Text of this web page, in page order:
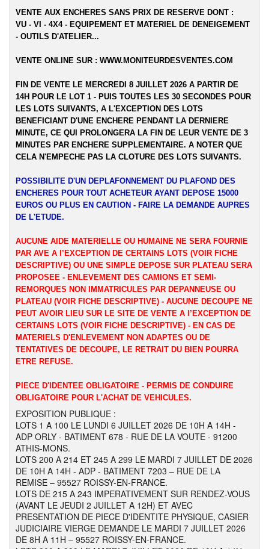
VENTE AUX ENCHERES SANS PRIX DE RESERVE DONT :
VU - VI - 4X4 - EQUIPEMENT ET MATERIEL DE DENEIGEMENT
- OUTILS D'ATELIER...
VENTE ONLINE SUR : WWW.MONITEURDESVENTES.COM
FIN DE VENTE LE MERCREDI 8 JUILLET 2026 A PARTIR DE
14H POUR LE LOT 1 - PUIS TOUTES LES 30 SECONDES POUR
LES LOTS SUIVANTS, A L'EXCEPTION DES LOTS
BENEFICIANT D'UNE ENCHERE PENDANT LA DERNIERE
MINUTE, CE QUI PROLONGERA LA FIN DE LEUR VENTE DE 3
MINUTES PAR ENCHERE SUPPLEMENTAIRE. A NOTER QUE
CELA N'EMPECHE PAS LA CLOTURE DES LOTS SUIVANTS.
POSSIBILITE D'UN DEPLAFONNEMENT DU PLAFOND DES
ENCHERES POUR TOUT ACHETEUR AYANT DEPOSE 15000
EUROS OU PLUS EN CAUTION - FAIRE LA DEMANDE AUPRES
DE L'ETUDE.
AUCUNE AIDE MATERIELLE OU HUMAINE NE SERA FOURNIE
PAR AVE A l’EXCEPTION DE CERTAINS LOTS (VOIR FICHE
DESCRIPTIVE) OU UNE SIMPLE DEPOSE SUR PLATEAU SERA
PROPOSEE - ENLEVEMENT DES CAMIONS ET SEMI-
REMORQUES NON IMMATRICULES PAR DEPANNEUSE OU
PLATEAU (VOIR FICHE DESCRIPTIVE) - AUCUNE DECOUPE NE
PEUT AVOIR LIEU SUR LE SITE DE VENTE A l’EXCEPTION DE
CERTAINS LOTS (VOIR FICHE DESCRIPTIVE) - EN CAS DE
MATERIELS D'ENLEVEMENT NON ADAPTES OU DE
TENTATIVES DE DECOUPE, LE RETRAIT DU BIEN POURRA
ETRE REFUSE.
PIECE D'IDENTEE OBLIGATOIRE - PERMIS DE CONDUIRE
OBLIGATOIRE POUR L'ACHAT DE VEHICULES.
EXPOSITION PUBLIQUE :
LOTS 1 A 100 LE LUNDI 6 JUILLET 2026 DE 10H A 14H -
ADP ORLY - BATIMENT 678 - RUE DE LA VOUTE - 91200
ATHIS-MONS.
LOTS 200 A 214 ET 245 A 299 LE MARDI 7 JUILLET DE 2026
DE 10H A 14H - ADP - BATIMENT 7203 – RUE DE LA
REMISE – 95527 ROISSY-EN-FRANCE.
LOTS DE 215 A 243 IMPERATIVEMENT SUR RENDEZ-VOUS
(AVANT LE JEUDI 2 JUILLET A 12H) ET AVEC
PRESENTATION DE PIECE D'IDENTITE PHYSIQUE, CASIER
JUDICIAIRE VIERGE DEMANDE LE MARDI 7 JUILLET 2026
DE 8H A 11H – 95527 ROISSY-EN-FRANCE.